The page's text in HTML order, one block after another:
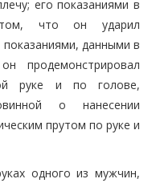
его показаниями в
том, что он ударил
данными в
продемонстрировал
руке и по голове,
о нанесении
прутом по руке и
одного из мужчин,